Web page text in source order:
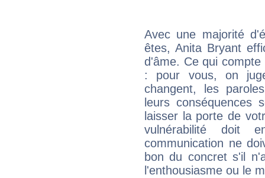
Avec une majorité
êtes, Anita Bryant
d'âme. Ce qui
: pour vous, on
changent, les
leurs conséquences
laisser la porte de
vulnérabilité doit
communication ne
bon du concret s'il
l'enthousiasme ou le